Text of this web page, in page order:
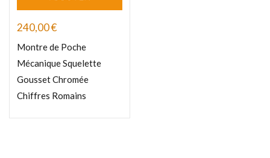
240,00€
Montre de Poche
Mécanique Squelette
Gousset Chromée
Chiffres Romains